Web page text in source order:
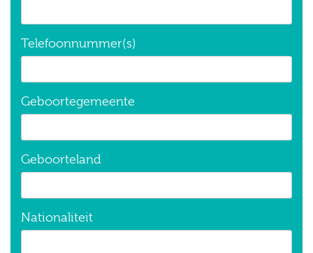
Telefoonnummer(s)
Geboortegemeente
Geboorteland
Nationaliteit